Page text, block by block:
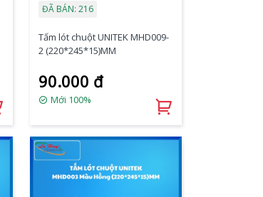
ĐÃ BÁN: 216
Tấm lót chuột UNITEK MHD009-
2 (220*245*15)MM
90.000 đ
Mới 100%